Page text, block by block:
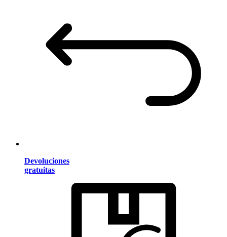
Devoluciones
gratuitas